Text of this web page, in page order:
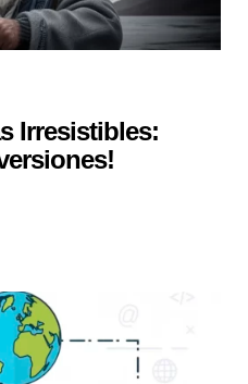
Irresistibles: